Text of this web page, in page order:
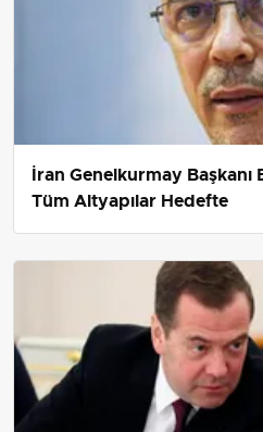
İran Genelkurmay Başkanı
Tüm Altyapılar Hedefte